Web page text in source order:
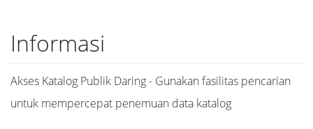
Informasi
Akses Katalog Publik Daring - Gunakan fasilitas pencarian
untuk mempercepat penemuan data katalog